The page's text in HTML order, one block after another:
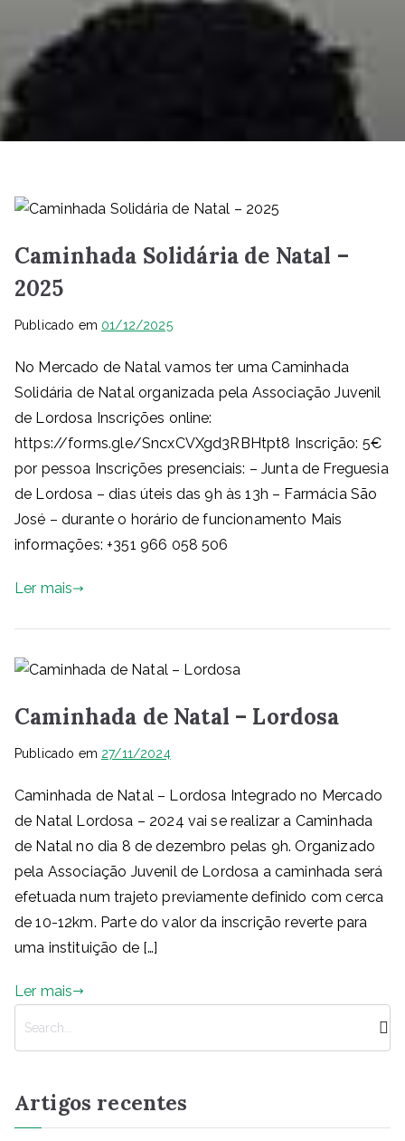
Caminhada Solidária de Natal –
2025
Publicado em 01/12/2025
No Mercado de Natal vamos ter uma Caminhada
Solidária de Natal organizada pela Associação Juvenil
de Lordosa Inscrições online:
https://forms.gle/SncxCVXgd3RBHtpt8 Inscrição: 5€
por pessoa Inscrições presenciais: – Junta de Freguesia
de Lordosa – dias úteis das 9h às 13h – Farmácia São
José – durante o horário de funcionamento Mais
informações: +351 966 058 506
Ler mais
Caminhada de Natal – Lordosa
Publicado em 27/11/2024
Caminhada de Natal – Lordosa Integrado no Mercado
de Natal Lordosa – 2024 vai se realizar a Caminhada
de Natal no dia 8 de dezembro pelas 9h. Organizado
pela Associação Juvenil de Lordosa a caminhada será
efetuada num trajeto previamente definido com cerca
de 10-12km. Parte do valor da inscrição reverte para
uma instituição de […]
Ler mais
u
i
Artigos recentes